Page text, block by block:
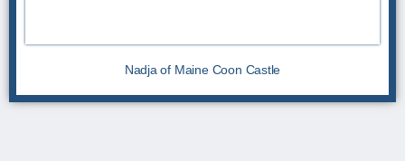
Nadja of Maine Coon Castle